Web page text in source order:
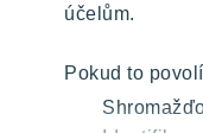
účelům.
Pokud to